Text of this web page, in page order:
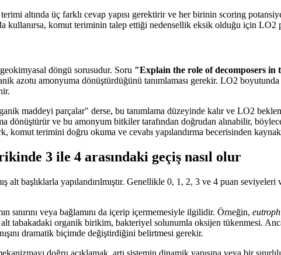
altında üç farklı cevap yapısı gerektirir ve her birinin scoring
kullanırsa, komut teriminin talep ettiği nedensellik eksik olduğu için LO2
döngü sorusudur. Soru "Explain the role of decomposers in
azotu amonyuma dönüştürdüğünü tanımlaması gerekir. LO2
maddeyi parçalar" derse, bu tanımlama düzeyinde kalır ve LO2
dönüştürür ve bu amonyum bitkiler tarafından doğrudan alınabilir,
komut terimini doğru okuma ve cevabı yapılandırma becerisinden
3 ile 4 arasındaki geçiş nasıl olur
alt başlıklarla yapılandırılmıştır. Genellikle 0, 1, 2, 3 ve 4 puan
sınırını veya bağlamını da içerip içermemesiyle ilgilidir. Örneğin,
alt tabakadaki organik birikim, bakteriyel solunumla oksijen tükenmesi.
dramatik biçimde değiştirdiğini belirtmesi gerekir.
doğru açıklamak, artı sistemin dinamik yapısına veya bir